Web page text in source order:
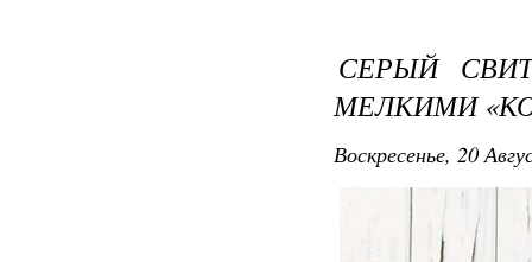
СЕРЫЙ
МЕЛКИМИ
Воскресенье, 20